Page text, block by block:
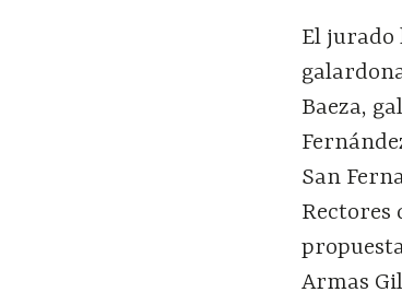
El jurado
Baeza,
San
Rectores
Armas